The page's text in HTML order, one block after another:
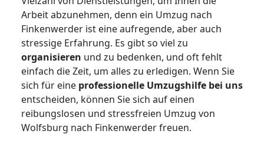
Arbeit abzunehmen, denn ein Umzug nach
Finkenwerder ist eine aufregende, aber auch
stressige Erfahrung. Es gibt so viel zu
organisieren und zu bedenken, und oft fehlt
einfach die Zeit, um alles zu erledigen. Wenn Sie
sich für eine professionelle Umzugshilfe bei uns
entscheiden, können Sie sich auf einen
reibungslosen und stressfreien Umzug von
Wolfsburg nach Finkenwerder freuen.